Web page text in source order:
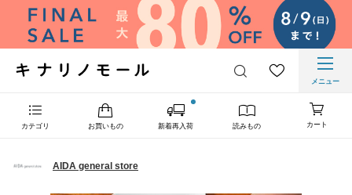
メニュー
カテゴリ お買いもの 新着再入荷 読みもの カート
AIDA general store